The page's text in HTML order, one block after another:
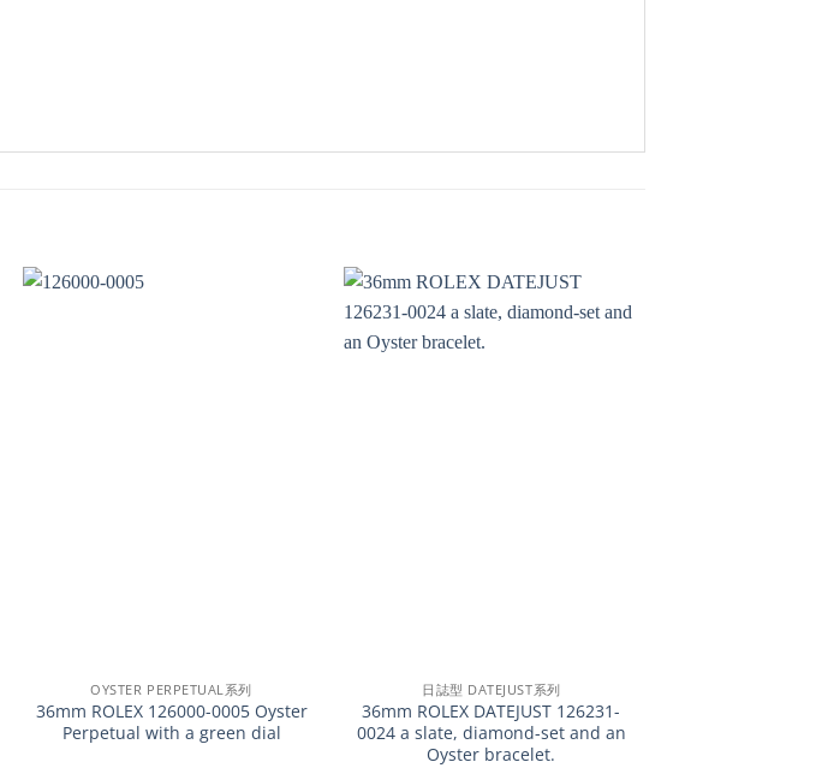
OYSTER PERPETUAL系列
36mm ROLEX 126000-0005 Oyster
Perpetual with a green dial
日誌型 DATEJUST系列
36mm ROLEX DATEJUST 126231-
0024 a slate, diamond-set and an
Oyster bracelet.